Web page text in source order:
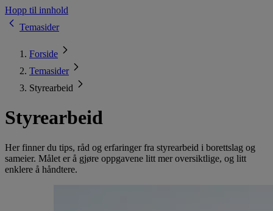
Hopp til innhold
Temasider
Forside
Temasider
Styrearbeid
Styrearbeid
Her finner du tips, råd og erfaringer fra styrearbeid i borettslag og
sameier. Målet er å gjøre oppgavene litt mer oversiktlige, og litt
enklere å håndtere.